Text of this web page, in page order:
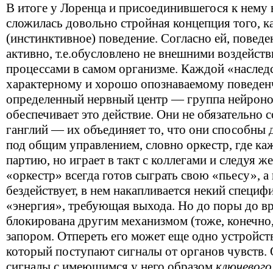
В итоге у Лоренца и присоединившегося к нему
сложилась довольно стройная концепция того,
(инстинктивное) поведение. Согласно ей,
активно, т.е.обусловлено не внешними
процессами в самом организме. Каждой
характерному и хорошо опознаваемому
определенный нервный центр — группа
обеспечивает это действие. Они не обязательно
ганглий — их объединяет то, что они способны
под общим управлением, словно оркестр, где
партию, но играет в такт с коллегами и следуя
«оркестр» всегда готов сыграть свою «пьесу»,
бездействует, в нем накапливается некий
«энергия», требующая выхода. Но до поры до
блокирована другим механизмом (тоже,
запором. Отпереть его может еще одно
который поступают сигналы от органов чувств.